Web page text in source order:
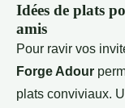
Idées de plats
amis
Pour ravir vos
Forge Adour
plats conviviaux.